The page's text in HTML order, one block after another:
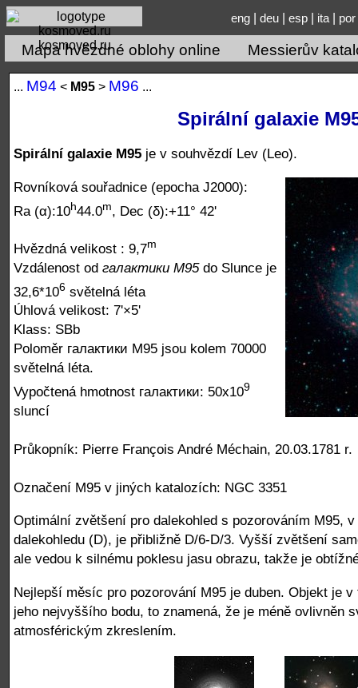
kosmoved.ru
eng| deu| esp| ita| por
Mapa hvězdné oblohy online Messierův
... М94 < М95 > М96 ...
Spirální galaxie
Spirální galaxie M95 je v souhvězdí Lev (Leo).
Rovníková souřadnice (epocha J2000):
Ra (α):10h44.0m, Dec (δ):+11° 42'
Hvězdná velikost : 9,7m
Vzdálenost od галактики M95do Slunce je
32,6*106 světelná léta
Úhlová velikost: 7'×5'
Klass: SBb
Poloměr галактики M95 jsou kolem 70000
světelná léta.
Vypočtená hmotnost галактики: 50x109
sluncí
Průkopník: Pierre François André Méchain, 20.03.1781 r.
Označení M95 v jiných katalozích: NGC 3351
Optimální zvětšení pro dalekohled s pozorováním M95,
dalekohledu (D), je přibližně D/6-D/3. Vyšší zvětšení
ale vedou k silnému poklesu jasu obrazu, takže je
Nejlepší měsíc pro pozorování M95 je duben. Objekt je
jeho nejvyššího bodu, to znamená, že je méně ovlivněn
atmosférickým zkreslením.